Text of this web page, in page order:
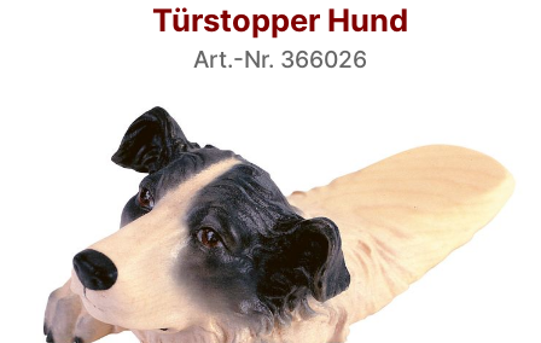
Türstopper Hund
Art.-Nr. 366026